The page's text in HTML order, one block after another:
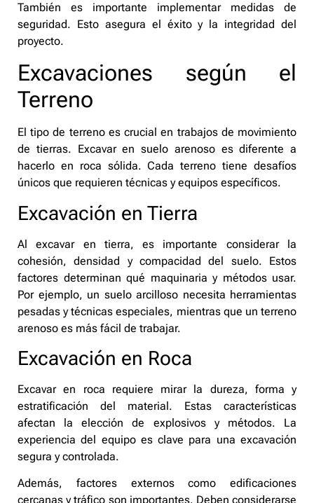
También es importante implementar medidas de
seguridad. Esto asegura el éxito y la integridad del
proyecto.
Excavaciones según el
Terreno
El tipo de terreno es crucial en trabajos de movimiento
de tierras. Excavar en suelo arenoso es diferente a
hacerlo en roca sólida. Cada terreno tiene desafíos
únicos que requieren técnicas y equipos específicos.
Excavación en Tierra
Al excavar en tierra, es importante considerar la
cohesión, densidad y compacidad del suelo. Estos
factores determinan qué maquinaria y métodos usar.
Por ejemplo, un suelo arcilloso necesita herramientas
pesadas y técnicas especiales, mientras que un terreno
arenoso es más fácil de trabajar.
Excavación en Roca
Excavar en roca requiere mirar la dureza, forma y
estratificación del material. Estas características
afectan la elección de explosivos y métodos. La
experiencia del equipo es clave para una excavación
segura y controlada.
Además, factores externos como edificaciones
cercanas y tráfico son importantes. Deben considerarse